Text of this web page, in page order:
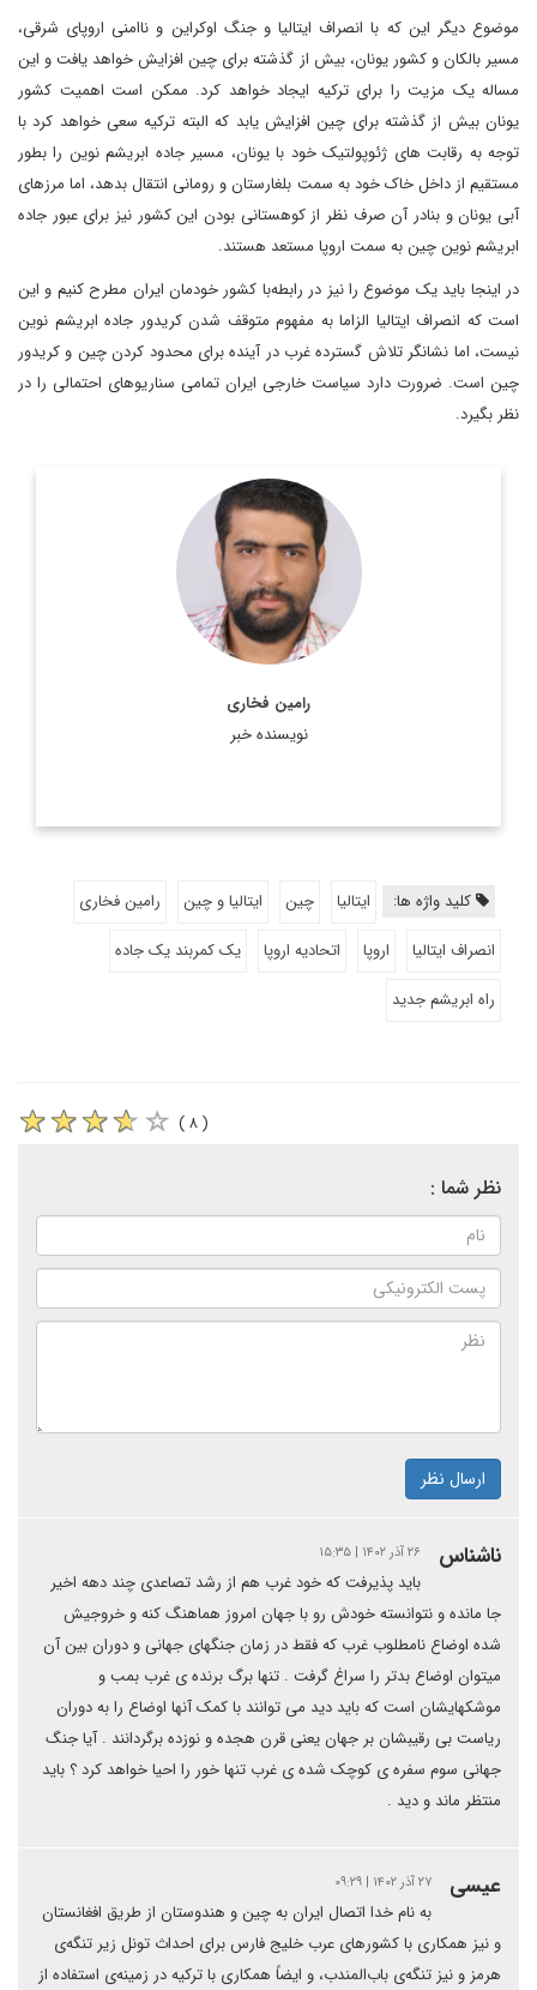
موضوع دیگر این که با انصراف ایتالیا و جنگ اوکراین و ناامنی اروپای شرقی،
مسیر بالکان و کشور یونان، بیش از گذشته برای چین افزایش خواهد یافت و این
مساله یک مزیت را برای ترکیه ایجاد خواهد کرد. ممکن است اهمیت کشور
یونان بیش از گذشته برای چین افزایش یابد که البته ترکیه سعی خواهد کرد با
توجه به رقابت های ژئوپولتیک خود با یونان، مسیر جاده ابریشم نوین را بطور
مستقیم از داخل خاک خود به سمت بلغارستان و رومانی انتقال بدهد، اما مرزهای
آبی یونان و بنادر آن صرف نظر از کوهستانی بودن این کشور نیز برای عبور جاده
ابریشم نوین چین به سمت اروپا مستعد هستند.
در اینجا باید یک موضوع را نیز در رابطه‌با کشور خودمان ایران مطرح کنیم و این
است که انصراف ایتالیا الزاما به مفهوم متوقف شدن کریدور جاده ابریشم نوین
نیست، اما نشانگر تلاش گسترده غرب در آینده برای محدود کردن چین و کریدور
چین است. ضرورت دارد سیاست خارجی ایران تمامی سناریوهای احتمالی را در
نظر بگیرد.
رامین فخاری
نویسنده خبر
کارشناسی علوم سیاسی و کارشناسی ارشد مطالعات خاورمیانه علامه
طباطبایی
اطلاعات بیشتر
کلید واژه ها: ایتالیا چین ایتالیا و چین
رامین فخاری
انصراف ایتالیا
اروپا اتحادیه اروپا
یک کمربند یک جاده
راه ابریشم جدید
( ۸ )
نظر شما :
ارسال نظر
ناشناس ۲۶ آذر ۱۴۰۲ | ۱۵:۳۵
باید پذیرفت که خود غرب هم از رشد تصاعدی چند دهه اخیر
جا مانده و نتوانسته خودش رو با جهان امروز هماهنگ کنه و خروجیش
شده اوضاع نامطلوب غرب که فقط در زمان جنگهای جهانی و دوران بین آن
میتوان اوضاع بدتر را سراغ گرفت . تنها برگ برنده ی غرب بمب و
موشکهایشان است که باید دید می توانند با کمک آنها اوضاع را به دوران
ریاست بی رقیبشان بر جهان یعنی قرن هجده و نوزده برگردانند . آیا جنگ
جهانی سوم سفره ی کوچک شده ی غرب تنها خور را احیا خواهد کرد ؟ باید
منتظر ماند و دید .
عیسی ۲۷ آذر ۱۴۰۲ | ۰۹:۲۹
به نام خدا اتصال ایران به چین و هندوستان از طریق افغانستان
و نیز همکاری با کشورهای عرب خلیج فارس برای احداث تونل زیر تنگه‌ی
هرمز و نیز تنگه‌ی باب‌المندب، و ایضاً همکاری با ترکیه در زمینه‌ی استفاده از